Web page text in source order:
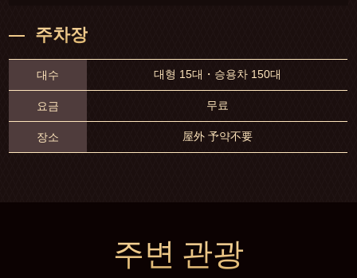
주차장
대수 대형 15대・승용차 150대
요금 무료
장소 屋外 予약不要
주변 관광